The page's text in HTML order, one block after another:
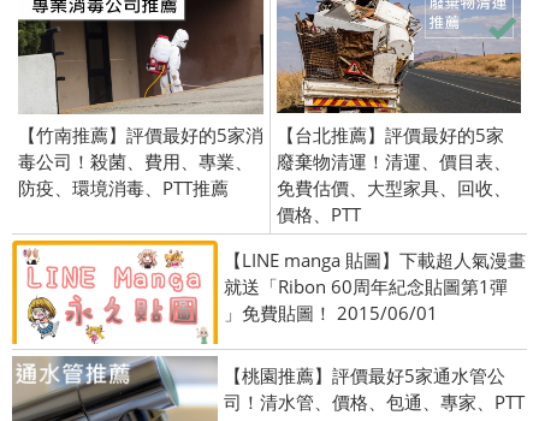
【竹南推薦】評價最好的5家消
毒公司！殺菌、費用、專業、
防疫、環境消毒、PTT推薦
【台北推薦】評價最好的5家
廢棄物清運！清運、價目表、
免費估價、大型家具、回收、
價格、PTT
【LINE manga 貼圖】下載超人氣漫畫
就送「Ribon 60周年紀念貼圖第1彈
」免費貼圖！ 2015/06/01
【桃園推薦】評價最好5家通水管公
司！清水管、價格、包通、專家、PTT